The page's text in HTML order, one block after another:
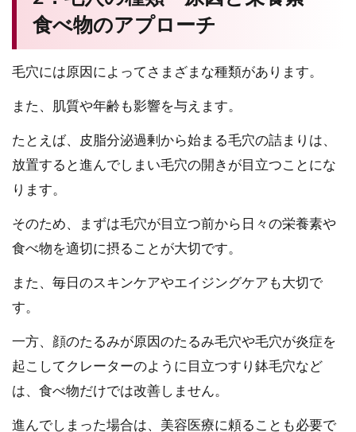
食べ物のアプローチ
毛穴には原因によってさまざまな種類があります。
また、肌質や年齢も影響を与えます。
たとえば、皮脂分泌過剰から始まる毛穴の詰まりは、
放置すると進んでしまい毛穴の開きが目立つことにな
ります。
そのため、まずは毛穴が目立つ前から日々の栄養素や
食べ物を適切に摂ることが大切です。
また、毎日のスキンケアやエイジングケアも大切で
す。
一方、顔のたるみが原因のたるみ毛穴や毛穴が炎症を
起こしてクレーターのように目立つすり鉢毛穴など
は、食べ物だけでは改善しません。
進んでしまった場合は、美容医療に頼ることも必要で